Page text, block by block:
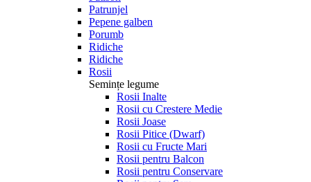
Patrunjel
Pepene galben
Porumb
Ridiche
Ridiche
Rosii
Semințe legume
Rosii Inalte
Rosii cu Crestere Medie
Rosii Joase
Rosii Pitice (Dwarf)
Rosii cu Fructe Mari
Rosii pentru Balcon
Rosii pentru Conservare